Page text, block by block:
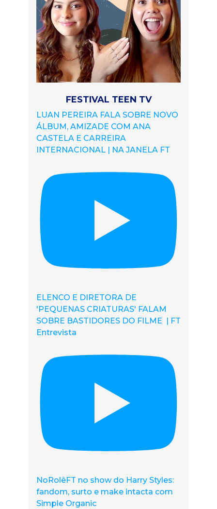
FESTIVAL TEEN TV
LUAN PEREIRA FALA SOBRE NOVO
ÁLBUM, AMIZADE COM ANA
CASTELA E CARREIRA
INTERNACIONAL | NA JANELA FT
ELENCO E DIRETORA DE
'PEQUENAS CRIATURAS' FALAM
SOBRE BASTIDORES DO FILME | FT
Entrevista
NoRolêFT no show do Harry Styles:
fandom, surto e make intacta com
Simple Organic